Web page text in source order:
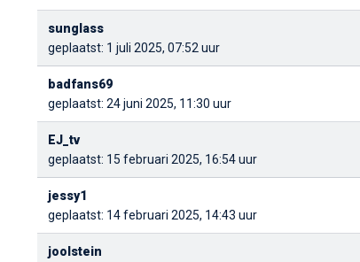
sunglass
geplaatst: 1 juli 2025, 07:52 uur
badfans69
geplaatst: 24 juni 2025, 11:30 uur
EJ_tv
geplaatst: 15 februari 2025, 16:54 uur
jessy1
geplaatst: 14 februari 2025, 14:43 uur
joolstein